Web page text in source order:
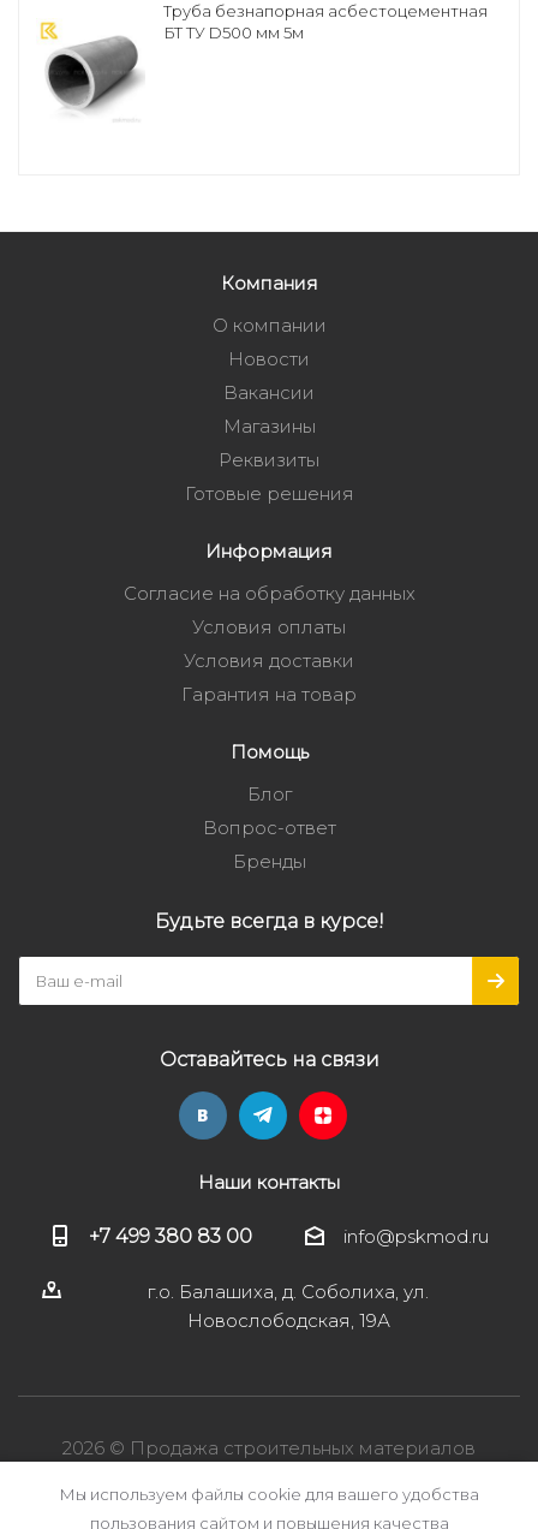
Труба безнапорная асбестоцементная
БТ ТУ D500 мм 5м
Компания
О компании
Новости
Вакансии
Магазины
Реквизиты
Готовые решения
Информация
Согласие на обработку данных
Условия оплаты
Условия доставки
Гарантия на товар
Помощь
Блог
Вопрос-ответ
Бренды
Будьте всегда в курсе!
Оставайтесь на связи
Наши контакты
+7 499 380 83 00 info@pskmod.ru
г.о. Балашиха, д. Соболиха, ул.
Новослободская, 19А
2026 © Продажа строительных материалов
Мы используем файлы cookie для вашего удобства
пользования сайтом и повышения качества